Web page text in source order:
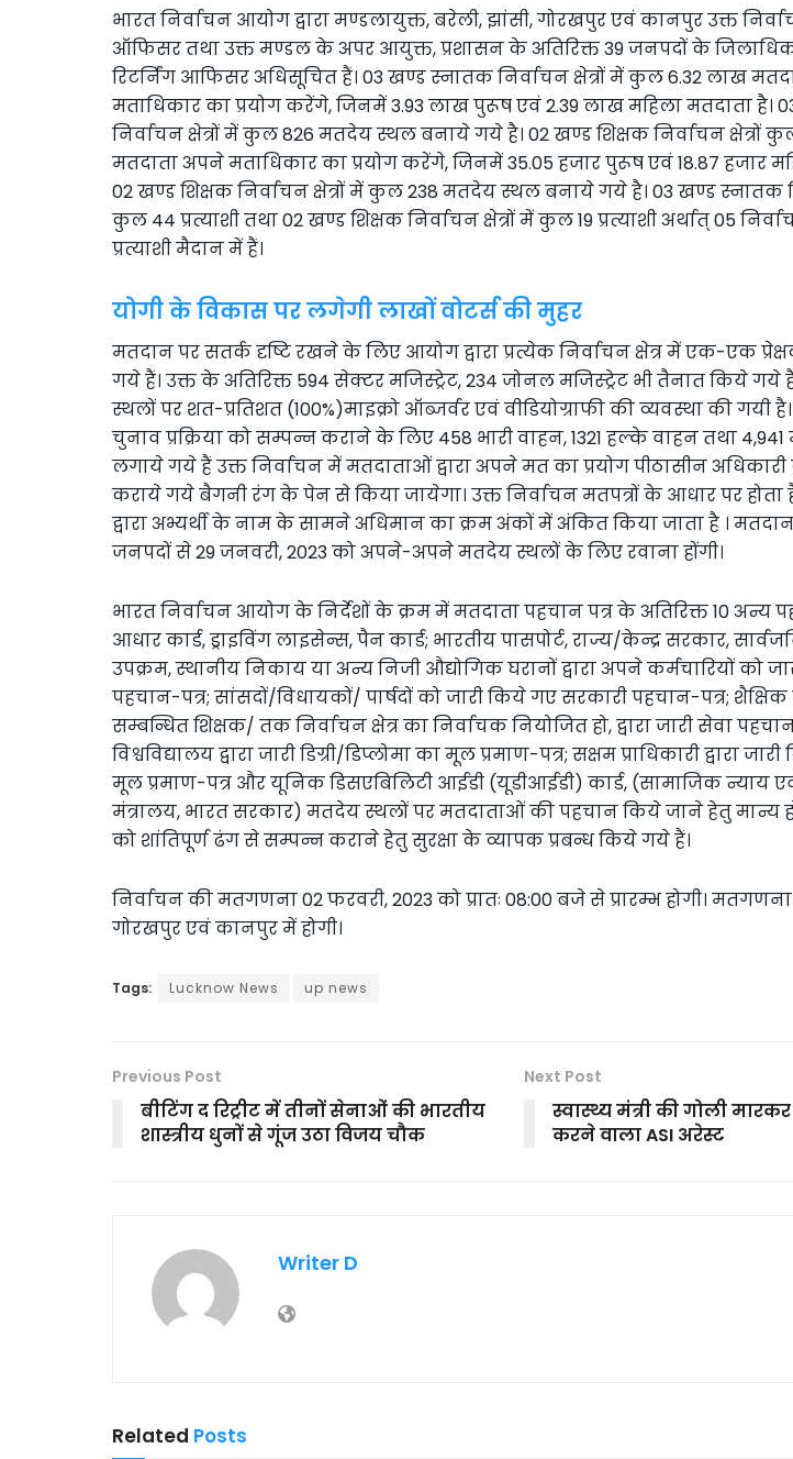
भारत निर्वाचन आयोग द्वारा मण्डलायुक्त, बरेली, झांसी, गोरखपुर एवं कानपुर उक्त
ऑफिसर तथा उक्त मण्डल के अपर आयुक्त, प्रशासन के अतिरिक्त 39 जनपदों के
रिटर्निंग आफिसर अधिसूचित हैं। 03 खण्ड स्नातक निर्वाचन क्षेत्रों में कुल 6.32 लाख
मताधिकार का प्रयोग करेंगे, जिनमें 3.93 लाख पुरूष एवं 2.39 लाख महिला मतदाता है।
निर्वाचन क्षेत्रों में कुल 826 मतदेय स्थल बनाये गये है। 02 खण्ड शिक्षक निर्वाचन क्षेत्रों
मतदाता अपने मताधिकार का प्रयोग करेंगे, जिनमें 35.05 हजार पुरूष एवं 18.87 हजार
02 खण्ड शिक्षक निर्वाचन क्षेत्रों में कुल 238 मतदेय स्थल बनाये गये है। 03 खण्ड स्नातक
कुल 44 प्रत्याशी तथा 02 खण्ड शिक्षक निर्वाचन क्षेत्रों में कुल 19 प्रत्याशी अर्थात् 05
प्रत्याशी मैदान में हैं।
योगी के विकास पर लगेगी लाखों वोटर्स की मुहर
मतदान पर सतर्क दृष्टि रखने के लिए आयोग द्वारा प्रत्येक निर्वाचन क्षेत्र में एक-एक
गये हैं। उक्त के अतिरिक्त 594 सेक्टर मजिस्ट्रेट, 234 जोनल मजिस्ट्रेट भी तैनात किये गये
स्थलों पर शत-प्रतिशत (100%)माइक्रो ऑब्जर्वर एवं वीडियोग्राफी की व्यवस्था की गयी
चुनाव प्रक्रिया को सम्पन्न कराने के लिए 458 भारी वाहन, 1321 हल्के वाहन तथा
लगाये गये हैं उक्त निर्वाचन में मतदाताओं द्वारा अपने मत का प्रयोग पीठासीन अधिकारी
कराये गये बैगनी रंग के पेन से किया जायेगा। उक्त निर्वाचन मतपत्रों के आधार पर
द्वारा अभ्यर्थी के नाम के सामने अधिमान का क्रम अंकों में अंकित किया जाता है । मतदान
जनपदों से 29 जनवरी, 2023 को अपने-अपने मतदेय स्थलों के लिए रवाना होंगी।
भारत निर्वाचन आयोग के निर्देशों के क्रम में मतदाता पहचान पत्र के अतिरिक्त 10 अन्य
आधार कार्ड, ड्राइविंग लाइसेन्स, पैन कार्ड; भारतीय पासपोर्ट, राज्य/केन्द्र सरकार,
उपक्रम, स्थानीय निकाय या अन्य निजी औद्योगिक घरानों द्वारा अपने कर्मचारियों को
पहचान-पत्र; सांसदों/विधायकों/ पार्षदों को जारी किये गए सरकारी पहचान-पत्र;
सम्बन्धित शिक्षक/ तक निर्वाचन क्षेत्र का निर्वाचक नियोजित हो, द्वारा जारी सेवा
विश्वविद्यालय द्वारा जारी डिग्री/डिप्लोमा का मूल प्रमाण-पत्र; सक्षम प्राधिकारी द्वारा
मूल प्रमाण-पत्र और यूनिक डिसएबिलिटी आईडी (यूडीआईडी) कार्ड, (सामाजिक न्याय
मंत्रालय, भारत सरकार) मतदेय स्थलों पर मतदाताओं की पहचान किये जाने हेतु मान्य
को शांतिपूर्ण ढंग से सम्पन्न कराने हेतु सुरक्षा के व्यापक प्रबन्ध किये गये हैं।
निर्वाचन की मतगणना 02 फरवरी, 2023 को प्रातः 08:00 बजे से प्रारम्भ होगी।
गोरखपुर एवं कानपुर में होगी।
Tags: Lucknow News up news
Previous Post
बीटिंग द रिट्रीट में तीनों सेनाओं की भारतीय
शास्त्रीय धुनों से गूंज उठा विजय चौक
Next Post
स्वास्थ्य मंत्री की गोली
करने वाला ASI अरेस्ट
Writer D
Related Posts